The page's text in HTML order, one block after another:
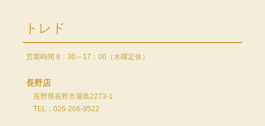
トレド
営業時間 8：30～17：00（水曜定休）
長野店
長野県長野市屋島2273-1
TEL：026-266-9522